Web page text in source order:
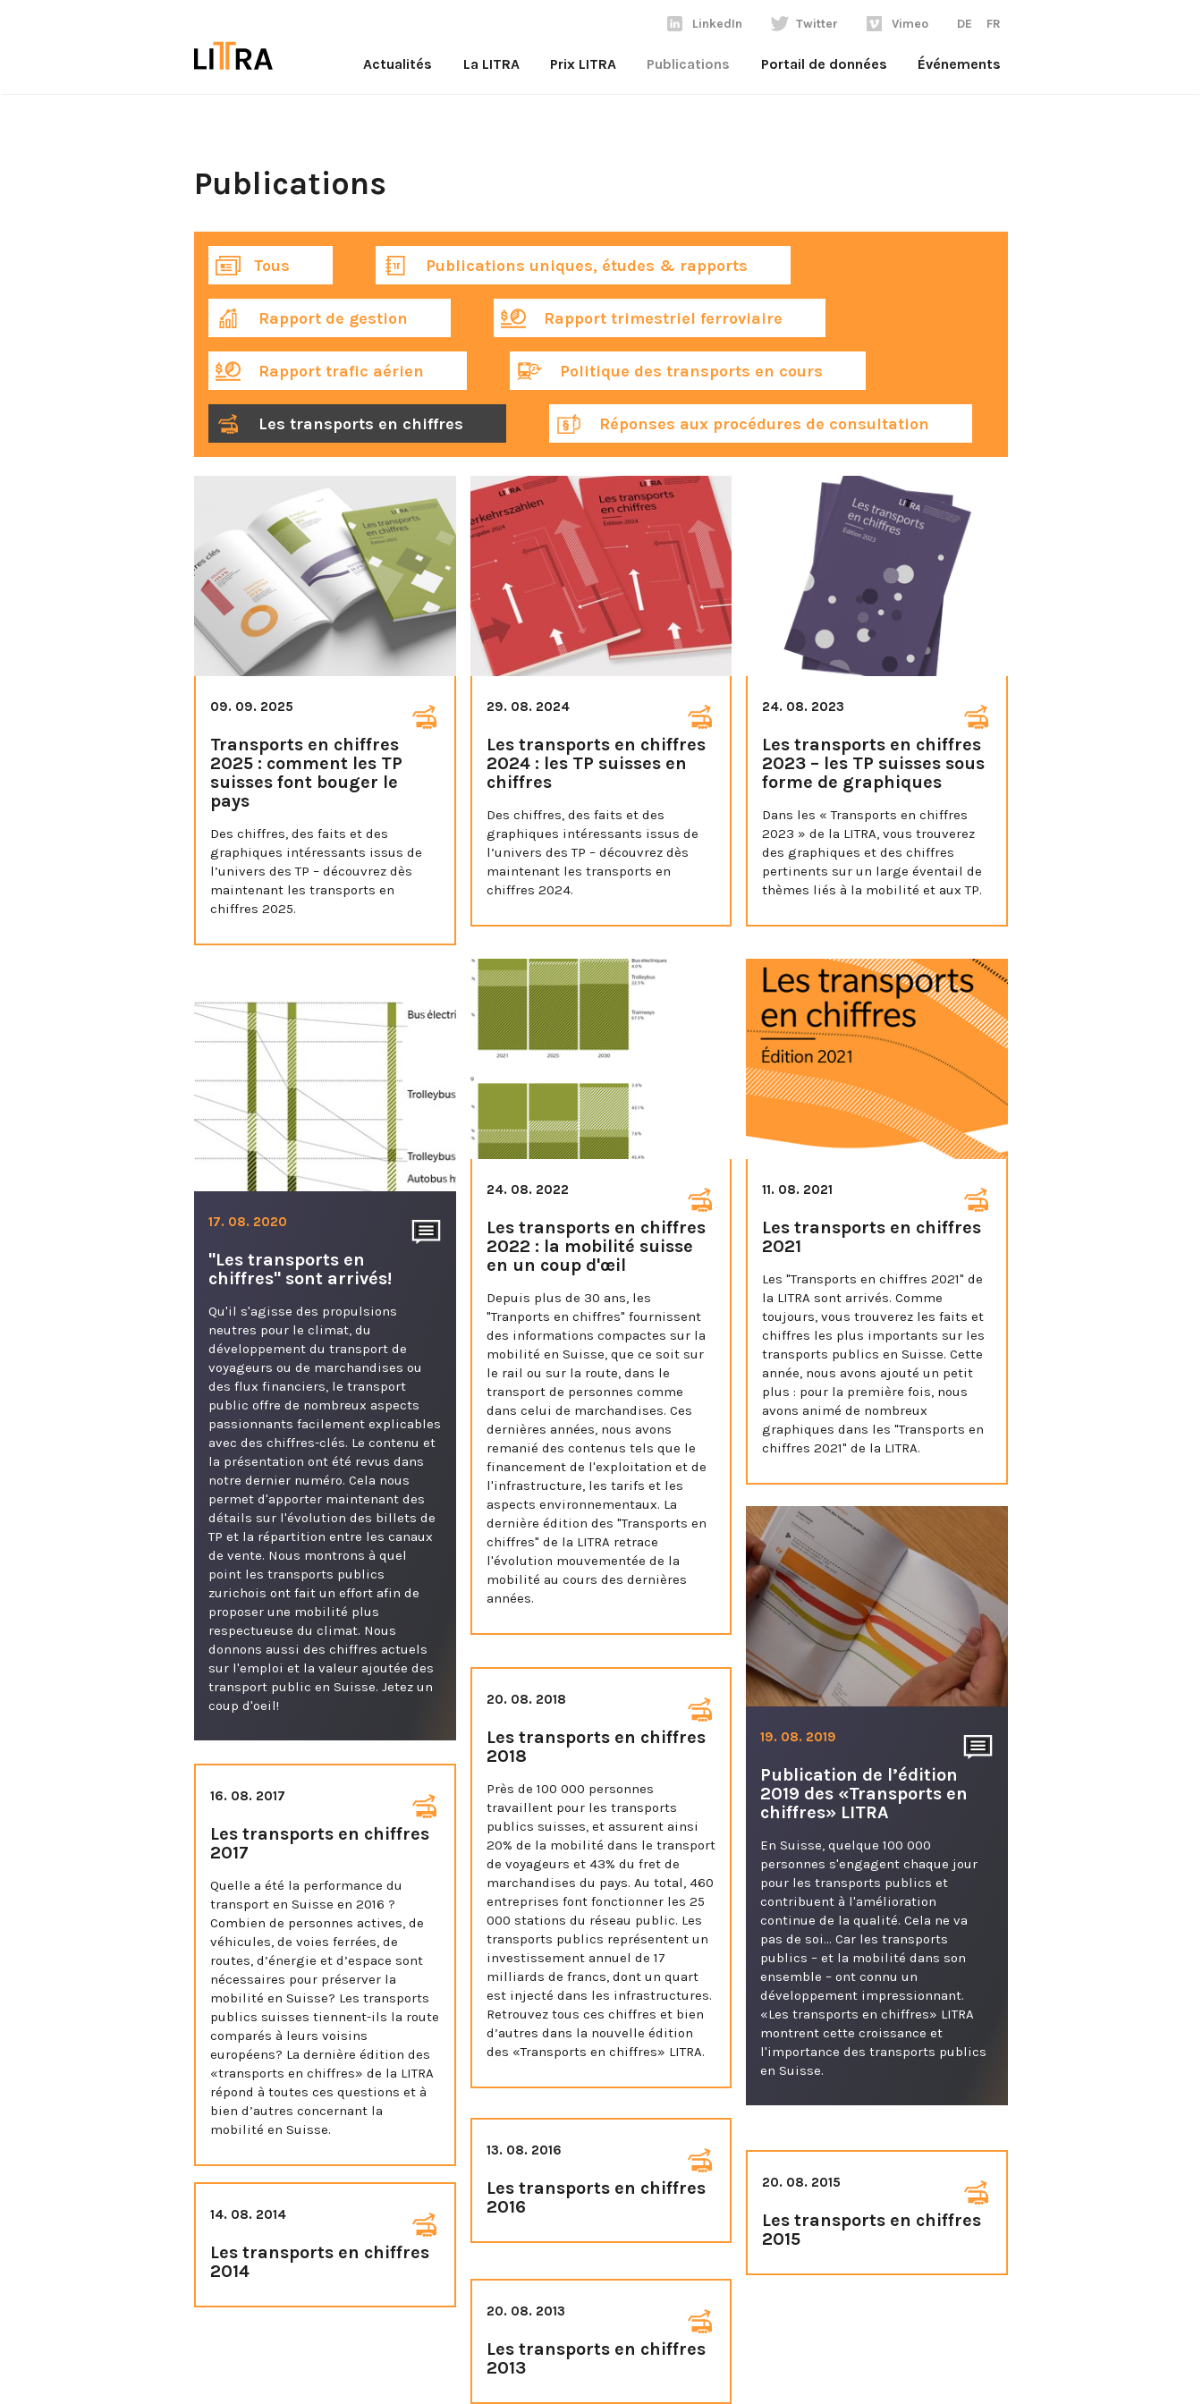
LinkedIn Twitter Vimeo DE FR
Actualités La LITRA Prix LITRA Publications Portail de données Événements
Publications
Tous Publications uniques, études & rapports
Rapport de gestion Rapport trimestriel ferroviaire
Rapport trafic aérien Politique des transports en cours
Les transports en chiffres Réponses aux procédures de consultation
09. 09. 2025
Transports en chiffres
2025 : comment les TP
suisses font bouger le
pays
Des chiffres, des faits et des
graphiques intéressants issus de
l’univers des TP – découvrez dès
maintenant les transports en
chiffres 2025.
29. 08. 2024
Les transports en chiffres
2024 : les TP suisses en
chiffres
Des chiffres, des faits et des
graphiques intéressants issus de
l’univers des TP – découvrez dès
maintenant les transports en
chiffres 2024.
24. 08. 2023
Les transports en chiffres
2023 – les TP suisses sous
forme de graphiques
Dans les « Transports en chiffres
2023 » de la LITRA, vous trouverez
des graphiques et des chiffres
pertinents sur un large éventail de
thèmes liés à la mobilité et aux TP.
24. 08. 2022
Les transports en chiffres
2022 : la mobilité suisse
en un coup d'œil
Depuis plus de 30 ans, les
"Tranports en chiffres" fournissent
des informations compactes sur la
mobilité en Suisse, que ce soit sur
le rail ou sur la route, dans le
transport de personnes comme
dans celui de marchandises. Ces
dernières années, nous avons
remanié des contenus tels que le
financement de l'exploitation et de
l'infrastructure, les tarifs et les
aspects environnementaux. La
dernière édition des "Transports en
chiffres" de la LITRA retrace
l'évolution mouvementée de la
mobilité au cours des dernières
années.
11. 08. 2021
Les transports en chiffres
2021
Les "Transports en chiffres 2021" de
la LITRA sont arrivés. Comme
toujours, vous trouverez les faits et
chiffres les plus importants sur les
transports publics en Suisse. Cette
année, nous avons ajouté un petit
plus : pour la première fois, nous
avons animé de nombreux
graphiques dans les "Transports en
chiffres 2021" de la LITRA.
17. 08. 2020
"Les transports en
chiffres" sont arrivés!
Qu'il s'agisse des propulsions
neutres pour le climat, du
développement du transport de
voyageurs ou de marchandises ou
des flux financiers, le transport
public offre de nombreux aspects
passionnants facilement explicables
avec des chiffres-clés. Le contenu et
la présentation ont été revus dans
notre dernier numéro. Cela nous
permet d'apporter maintenant des
détails sur l'évolution des billets de
TP et la répartition entre les canaux
de vente. Nous montrons à quel
point les transports publics
zurichois ont fait un effort afin de
proposer une mobilité plus
respectueuse du climat. Nous
donnons aussi des chiffres actuels
sur l'emploi et la valeur ajoutée des
transport public en Suisse. Jetez un
coup d'oeil!
19. 08. 2019
Publication de l’édition
2019 des «Transports en
chiffres» LITRA
En Suisse, quelque 100 000
personnes s'engagent chaque jour
pour les transports publics et
contribuent à l'amélioration
continue de la qualité. Cela ne va
pas de soi... Car les transports
publics – et la mobilité dans son
ensemble – ont connu un
développement impressionnant.
«Les transports en chiffres» LITRA
montrent cette croissance et
l'importance des transports publics
en Suisse.
20. 08. 2018
Les transports en chiffres
2018
Près de 100 000 personnes
travaillent pour les transports
publics suisses, et assurent ainsi
20% de la mobilité dans le transport
de voyageurs et 43% du fret de
marchandises du pays. Au total, 460
entreprises font fonctionner les 25
000 stations du réseau public. Les
transports publics représentent un
investissement annuel de 17
milliards de francs, dont un quart
est injecté dans les infrastructures.
Retrouvez tous ces chiffres et bien
d’autres dans la nouvelle édition
des «Transports en chiffres» LITRA.
16. 08. 2017
Les transports en chiffres
2017
Quelle a été la performance du
transport en Suisse en 2016 ?
Combien de personnes actives, de
véhicules, de voies ferrées, de
routes, d’énergie et d’espace sont
nécessaires pour préserver la
mobilité en Suisse? Les transports
publics suisses tiennent-ils la route
comparés à leurs voisins
européens? La dernière édition des
«transports en chiffres» de la LITRA
répond à toutes ces questions et à
bien d’autres concernant la
mobilité en Suisse.
13. 08. 2016
Les transports en chiffres
2016
20. 08. 2015
Les transports en chiffres
2015
14. 08. 2014
Les transports en chiffres
2014
20. 08. 2013
Les transports en chiffres
2013